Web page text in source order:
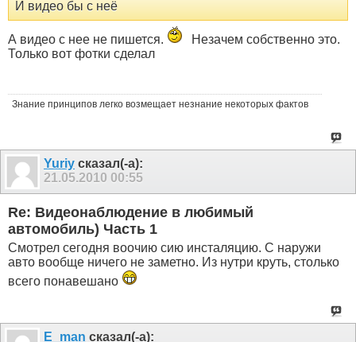
И видео бы с неё
А видео с нее не пишется.
Незачем собственно это.
Только вот фотки сделал
Знание принципов легко возмещает незнание некоторых фактов
Yuriy сказал(-а):
21.05.2010 00:55
Re: Видеонаблюдение в любимый
автомобиль) Часть 1
Смотрел сегодня воочию сию инсталяцию. С наружи
авто вообще ничего не заметно. Из нутри круть, столько
всего понавешано
E_man сказал(-а):